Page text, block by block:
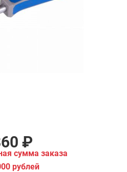
₽
сумма заказа
рублей